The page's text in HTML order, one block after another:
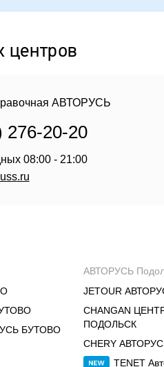
центров
АВТОРУСЬ
276-20-20
08:00 - 21:00
БУТОВО
АВТОРУСЬ
JETOUR
CHANGAN
ПОДОЛЬСК
CHERY
TENET